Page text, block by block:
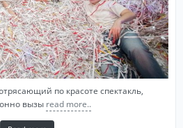
по красоте спектакль,
вызы read more..